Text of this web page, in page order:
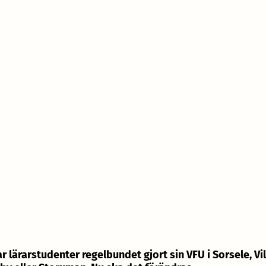
lärarstudenter regelbundet gjort sin VFU i Sorsele,